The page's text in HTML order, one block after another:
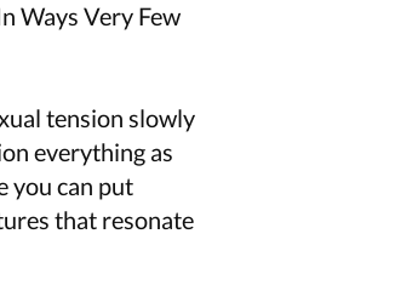
Ways Very Few
tension slowly
everything as
you can put
that resonate